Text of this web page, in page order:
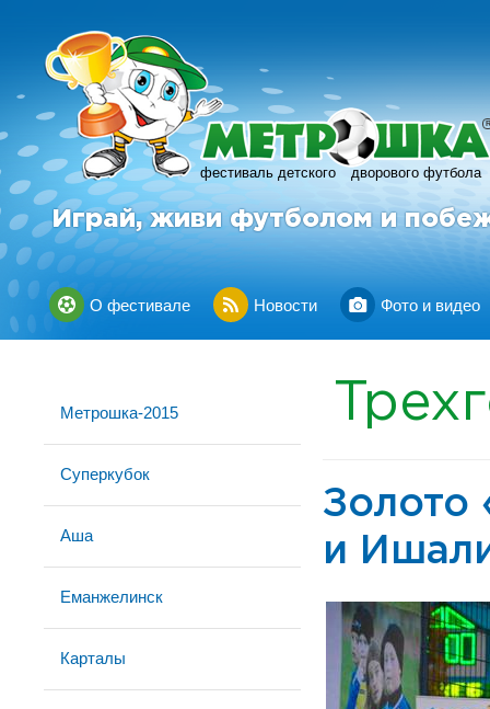
фестиваль детского дворового футбола
R
Играй, живи футболом и
О фестивале Новости Фото и видео
Метрошка-2015
Суперкубок
Аша
Еманжелинск
Карталы
Золото
и